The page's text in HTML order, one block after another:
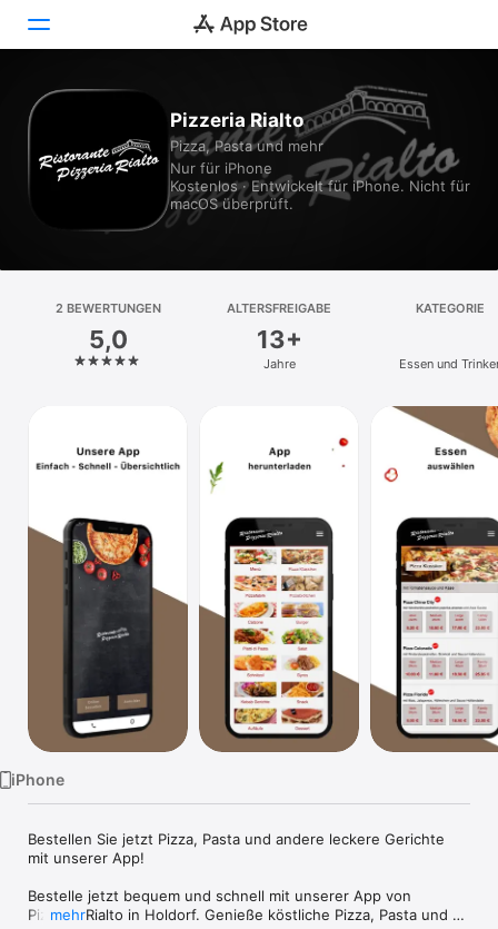
Spiele
Plattform
iPhone
Vision
Pizzeria Rialto
Pizza, Pasta und mehr
Nur für iPhone
Kostenlos · Entwickelt für iPhone. Nicht für
macOS überprüft.
2 BEWERTUNGEN
5,0
ALTERSFREIGABE
13+
Jahre
KATEGORIE
Essen und
iPhone
Bestellen Sie jetzt Pizza, Pasta und andere leckere Gerichte
mit unserer App!
Bestelle jetzt bequem und schnell mit unserer App von
Pizzeria Rialto in Holdorf. Genieße köstliche Pizza, Pasta und
mehr